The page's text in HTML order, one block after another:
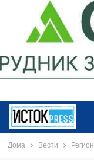
Дома Вести Регион